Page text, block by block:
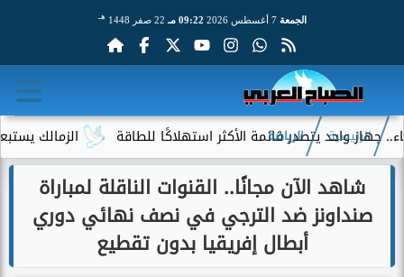
الجمعة 7 أغسطس 2026 09:22 مـ 22 صفر 1448 هـ
الزمالك يستبعد 4 لاعبين شباب من حساباته في الموسم الجديد قائمة الأكثر استهلاكًا للطاقة
الرئيسية الرياضة
شاهد الآن مجانًا.. القنوات الناقلة لمباراة
صنداونز ضد الترجي في نصف نهائي دوري
أبطال إفريقيا بدون تقطيع